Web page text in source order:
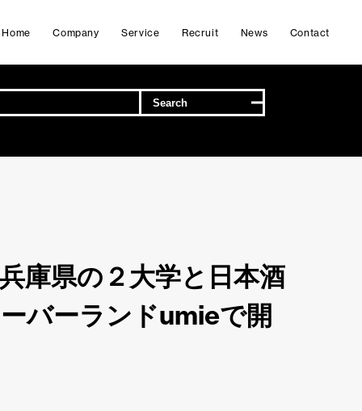
Home Company Service Recruit News Contact
庫県の２大学と日本酒
バーランドumieで開